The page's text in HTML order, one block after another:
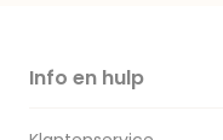
Info en hulp